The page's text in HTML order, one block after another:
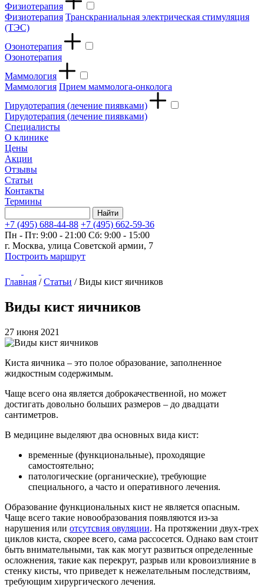
Физиотерапия
Физиотерапия Транскраниальная электрическая стимуляция
(ТЭС)
Озонотерапия
Озонотерапия
Маммология
Маммология Прием маммолога-онколога
Гирудотерапия (лечение пиявками)
Гирудотерапия (лечение пиявками)
Специалисты
О клинике
Цены
Акции
Отзывы
Статьи
Контакты
Термины
+7 (495) 688-44-88 +7 (495) 662-59-36
Пн - Пт: 9:00 - 21:00 Сб: 9:00 - 15:00
г. Москва, улица Советской армии, 7
Построить маршрут
Главная /Статьи /Виды кист яичников
Виды кист яичников
27 июня 2021
Киста яичника – это полое образование, заполненное
жидкостным содержимым.
Чаще всего она является доброкачественной, но может
достигать довольно больших размеров – до двадцати
сантиметров.
В медицине выделяют два основных вида кист:
временные (функциональные), проходящие
самостоятельно;
патологические (органические), требующие
специального, а часто и оперативного лечения.
Образование функциональных кист не является опасным.
Чаще всего такие новообразования появляются из-за
нарушения или отсутсвия овуляции. На протяжении двух-трех
циклов киста, скорее всего, сама рассосется. Однако вам стоит
быть внимательными, так как могут развиться определенные
осложнения, такие как перекрут, разрыв или кровоизлияние в
стенку кисты, что приведет к нежелательным последствиям,
требующим хирургического лечения.